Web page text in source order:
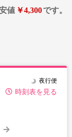
値 ￥4,300です。
時刻表を見る
夜行便